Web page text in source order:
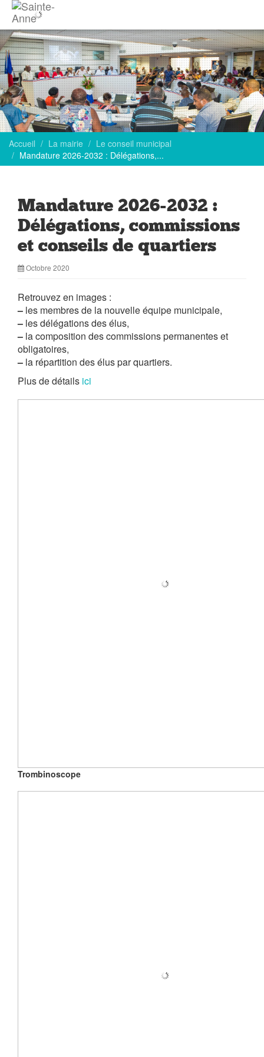
Accueil La mairie
Le conseil municipal
Mandature 2026-2032 : Délégations,...
Mandature 2026-2032 :
Délégations, commissions
et conseils de quartiers
Octobre 2020
Retrouvez en images :
– les membres de la nouvelle équipe municipale,
– les délégations des élus,
– la composition des commissions permanentes et
obligatoires,
– la répartition des élus par quartiers.
Plus de détails ici
Trombinoscope